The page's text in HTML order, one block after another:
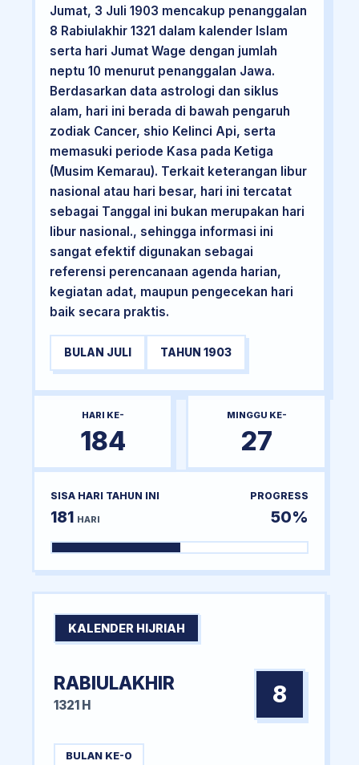
Jumat, 3 Juli 1903 mencakup penanggalan
8 Rabiulakhir 1321 dalam kalender Islam
serta hari Jumat Wage dengan jumlah
neptu 10 menurut penanggalan Jawa.
Berdasarkan data astrologi dan siklus
alam, hari ini berada di bawah pengaruh
zodiak Cancer, shio Kelinci Api, serta
memasuki periode Kasa pada Ketiga
(Musim Kemarau). Terkait keterangan libur
nasional atau hari besar, hari ini tercatat
sebagai Tanggal ini bukan merupakan hari
libur nasional., sehingga informasi ini
sangat efektif digunakan sebagai
referensi perencanaan agenda harian,
kegiatan adat, maupun pengecekan hari
baik secara praktis.
BULAN JULI TAHUN 1903
HARI KE-
184
MINGGU KE-
27
SISA HARI TAHUN INI
181 HARI
PROGRESS
50%
KALENDER HIJRIAH
RABIULAKHIR
1321 H 8
BULAN KE-0